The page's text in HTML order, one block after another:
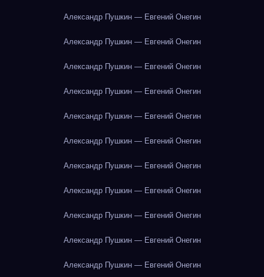
Александр Пушкин — Евгений Онегин
Александр Пушкин — Евгений Онегин
Александр Пушкин — Евгений Онегин
Александр Пушкин — Евгений Онегин
Александр Пушкин — Евгений Онегин
Александр Пушкин — Евгений Онегин
Александр Пушкин — Евгений Онегин
Александр Пушкин — Евгений Онегин
Александр Пушкин — Евгений Онегин
Александр Пушкин — Евгений Онегин
Александр Пушкин — Евгений Онегин